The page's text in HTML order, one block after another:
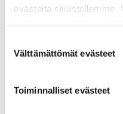
evästeitä sivustollemme.
myöhemmin
valinta
Välttämättömät evästeet
Toiminnalliset evästeet